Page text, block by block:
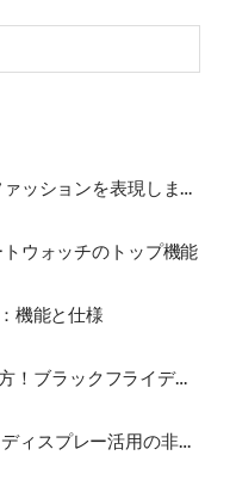
ッションを表現します
ウォッチのトップ機能
機能と仕様
！ブラックフライデー
ィスプレー活用の非接